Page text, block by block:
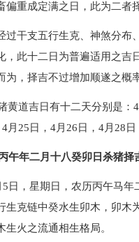
偏重成定满之日，此为二者
过干支五行生克、神煞分
，此十二日为普遍适用之吉
为，择吉不过增加顺遂之概
黄道吉日有十二天分别是：
月25日，4月26日，4月28日
午年二月十八癸卯日杀猪择
5日，星期日，农历丙午马
生克链中癸水生卯木，卯木
生火之流通相生格局。